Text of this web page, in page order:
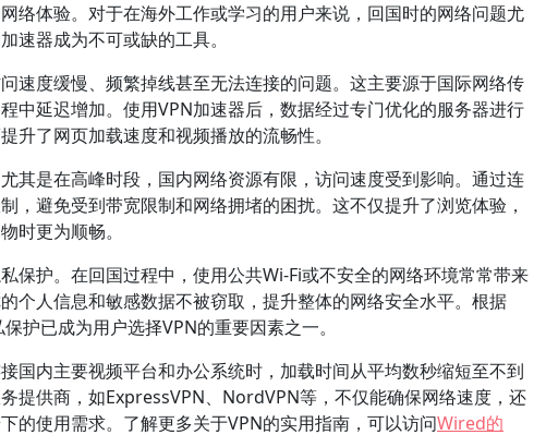
络体验。对于在海外工作或学习的用户来说，回国时的网络问题尤
速器成为不可或缺的工具。
速度缓慢、频繁掉线甚至无法连接的问题。这主要源于国际网络传
中延迟增加。使用VPN加速器后，数据经过专门优化的服务器进行
升了网页加载速度和视频播放的流畅性。
其是在高峰时段，国内网络资源有限，访问速度受到影响。通过连
，避免受到带宽限制和网络拥堵的困扰。这不仅提升了浏览体验，
时更为顺畅。
保护。在回国过程中，使用公共Wi-Fi或不安全的网络环境常常带来
个人信息和敏感数据不被窃取，提升整体的网络安全水平。根据
护已成为用户选择VPN的重要因素之一。
国内主要视频平台和办公系统时，加载时间从平均数秒缩短至不到
提供商，如ExpressVPN、NordVPN等，不仅能确保网络速度，还
的使用需求。了解更多关于VPN的实用指南，可以访问Wired的